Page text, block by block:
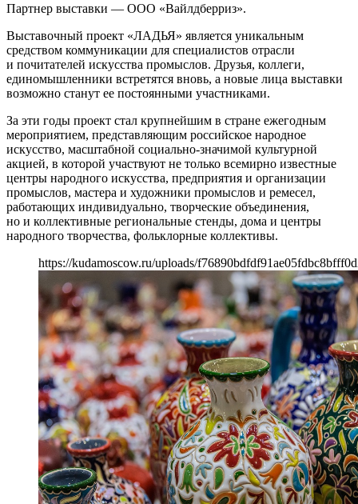
Партнер выставки — ООО «Вайлдберриз».
Выставочный проект «ЛАДЬЯ» является уникальным
средством коммуникации для специалистов отрасли
и почитателей искусства промыслов. Друзья, коллеги,
единомышленники встретятся вновь, а новые лица выставки
возможно станут ее постоянными участниками.
За эти годы проект стал крупнейшим в стране ежегодным
мероприятием, представляющим российское народное
искусство, масштабной социально-значимой культурной
акцией, в которой участвуют не только всемирно известные
центры народного искусства, предприятия и организации
промыслов, мастера и художники промыслов и ремесел,
работающих индивидуально, творческие объединения,
но и коллективные региональные стенды, дома и центры
народного творчества, фольклорные коллективы.
https://kudamoscow.ru/uploads/